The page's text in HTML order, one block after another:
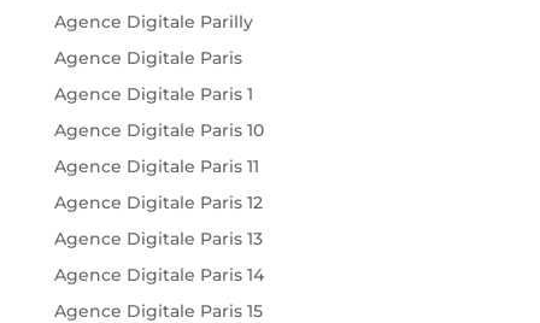
Agence Digitale Parilly
Agence Digitale Paris
Agence Digitale Paris 1
Agence Digitale Paris 10
Agence Digitale Paris 11
Agence Digitale Paris 12
Agence Digitale Paris 13
Agence Digitale Paris 14
Agence Digitale Paris 15